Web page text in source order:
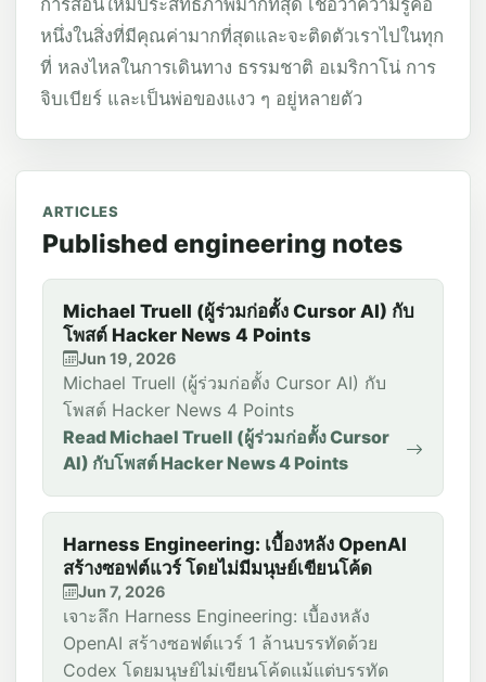
การสอนให้มีประสิทธิภาพมากที่สุด เชื่อว่าความรู้คือ
หนึ่งในสิ่งที่มีคุณค่ามากที่สุดและจะติดตัวเราไปในทุก
ที่ หลงไหลในการเดินทาง ธรรมชาติ อเมริกาโน่ การ
จิบเบียร์ และเป็นพ่อของแงว ๆ อยู่หลายตัว
ARTICLES
Published engineering notes
Michael Truell (ผู้ร่วมก่อตั้ง Cursor AI) กับ
โพสต์ Hacker News 4 Points
Jun 19, 2026
Michael Truell (ผู้ร่วมก่อตั้ง Cursor AI) กับ
โพสต์ Hacker News 4 Points
Read Michael Truell (ผู้ร่วมก่อตั้ง Cursor
AI) กับโพสต์ Hacker News 4 Points
Harness Engineering: เบื้องหลัง OpenAI
สร้างซอฟต์แวร์ โดยไม่มีมนุษย์เขียนโค้ด
Jun 7, 2026
เจาะลึก Harness Engineering: เบื้องหลัง
OpenAI สร้างซอฟต์แวร์ 1 ล้านบรรทัดด้วย
Codex โดยมนุษย์ไม่เขียนโค้ดแม้แต่บรรทัด